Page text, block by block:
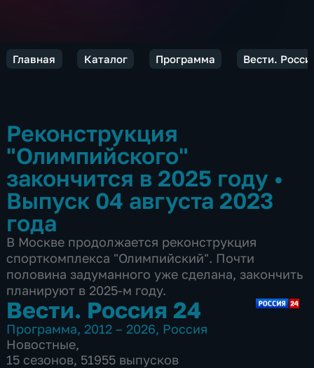
Главная Каталог Программа Вести.
Реконструкция
"Олимпийского"
закончится в 2025 году •
Выпуск 04 августа 2023
года
В Москве продолжается реконструкция
спорткомплекса "Олимпийский". Почти
половина задуманного уже сделана, закончить
планируют в 2025-м году.
Вести. Россия 24
Программа, 2012 – 2026, Россия
Новостные,
15 сезонов, 51955 выпусков